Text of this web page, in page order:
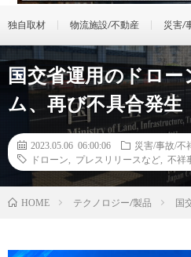
独自取材 物流施設/不動産 災害/
国交省運用のドロ
ム、再び不具合発生
2023.05.06 06:00:06
災害/事故/不
ドローン
プレスリリースなど 不祥
HOME テクノロジー/製品 国